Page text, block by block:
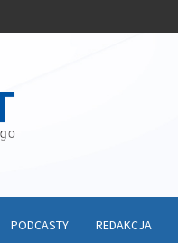
PODCASTY REDAKCJA